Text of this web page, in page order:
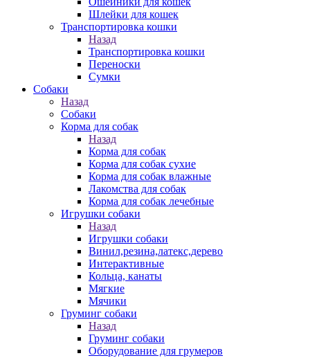
Шлейки для кошек
Транспортировка кошки
Назад
Транспортировка кошки
Переноски
Сумки
Собаки
Назад
Собаки
Корма для собак
Назад
Корма для собак
Корма для собак сухие
Корма для собак влажные
Лакомства для собак
Корма для собак лечебные
Игрушки собаки
Назад
Игрушки собаки
Винил,резина,латекс,дерево
Интерактивные
Кольца, канаты
Мягкие
Мячики
Груминг собаки
Назад
Груминг собаки
Оборудование для грумеров